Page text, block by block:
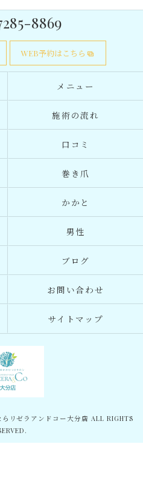
8869
WEB予約はこちら
メニュー
施術の流れ
口コミ
巻き爪
かかと
男性
ブログ
お問い合わせ
サイトマップ
リゼラアンドコー大分店 ALL RIGHTS